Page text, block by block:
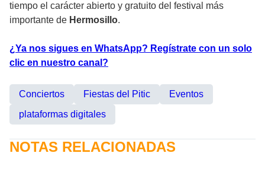
tiempo el carácter abierto y gratuito del festival más
importante de Hermosillo.
¿Ya nos sigues en WhatsApp? Regístrate con un solo
clic en nuestro canal?
Conciertos Fiestas del Pitic
Eventos
plataformas digitales
NOTAS RELACIONADAS